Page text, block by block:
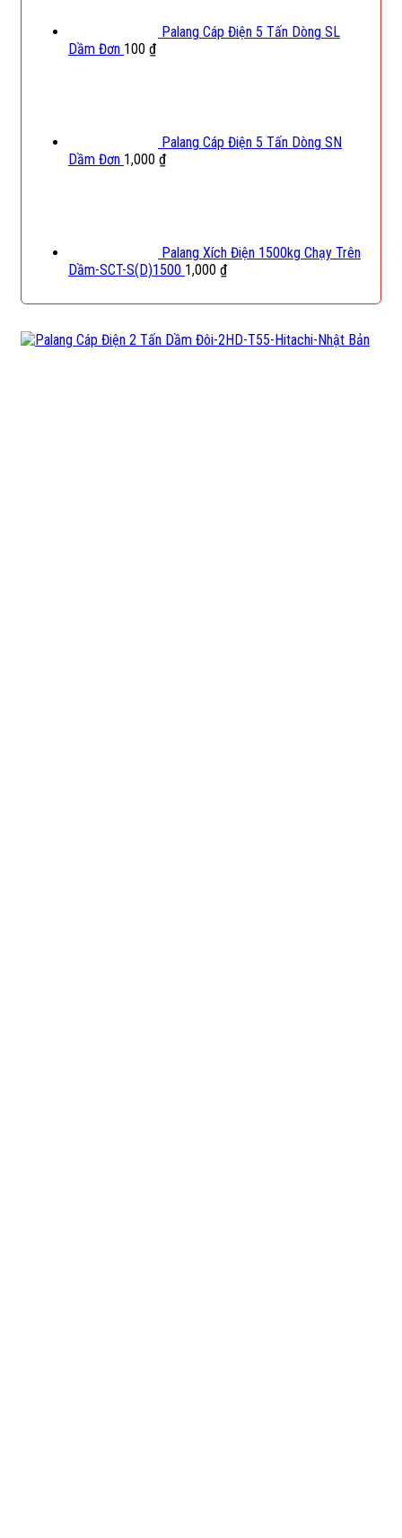
Palang Cáp Điện 5 Tấn Dòng SL
Dầm Đơn 100 ₫
Palang Cáp Điện 5 Tấn Dòng SN
Dầm Đơn 1,000 ₫
Palang Xích Điện 1500kg Chạy Trên
Dầm-SCT-S(D)1500 1,000 ₫